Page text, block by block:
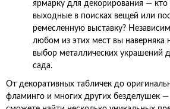
ярмарку для декорирования —
выходные в поисках вещей или
ремесленную выставку?
любом из этих мест вы наверняка
выбор металлических украшений
сада.
От декоративных табличек до
фламинго и многих других безделушек